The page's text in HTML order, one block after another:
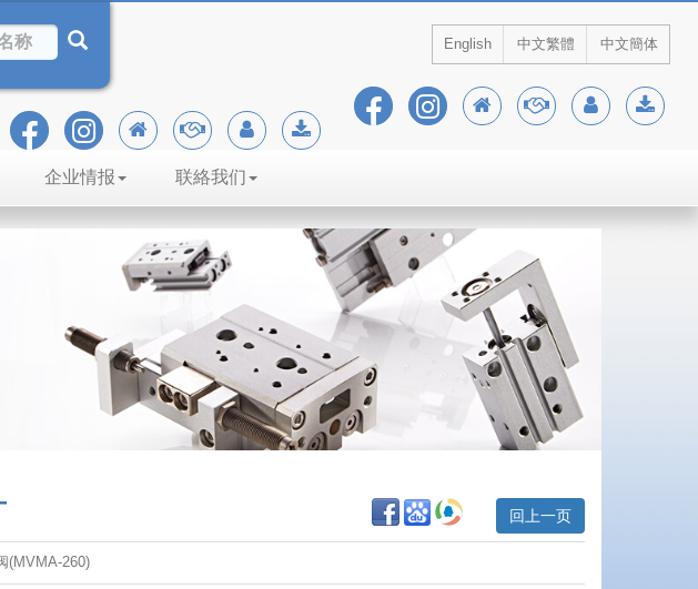
English 中文繁體 中文簡体
企业情报 联絡我们
回上一页
(MVMA-260)